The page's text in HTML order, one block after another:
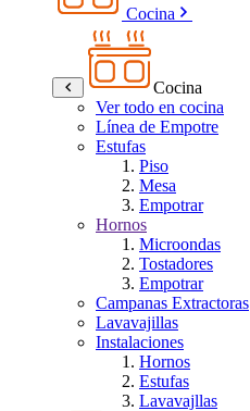
Cocina
Cocina
Ver todo en cocina
Línea de Empotre
Estufas
Piso
Mesa
Empotrar
Hornos
Microondas
Tostadores
Empotrar
Campanas Extractoras
Lavavajillas
Instalaciones
Hornos
Estufas
Lavavajllas